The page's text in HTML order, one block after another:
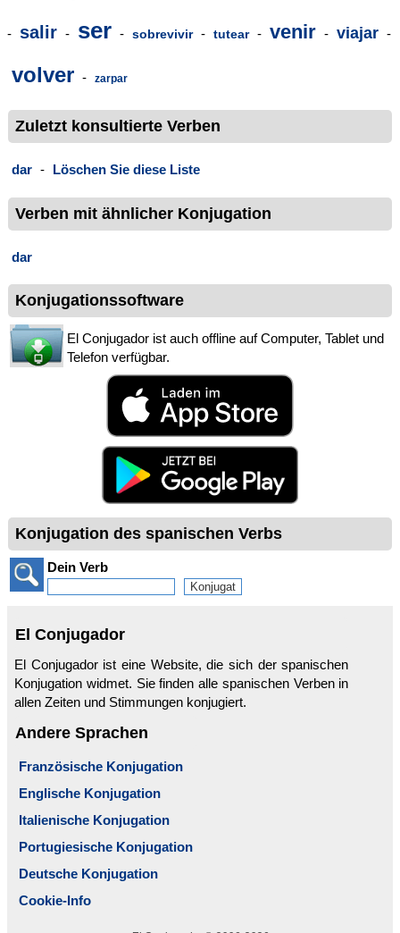
- salir - ser - sobrevivir - tutear - venir - viajar -
volver - zarpar
Zuletzt konsultierte Verben
dar - Löschen Sie diese Liste
Verben mit ähnlicher Konjugation
dar
Konjugationssoftware
El Conjugador ist auch offline auf Computer, Tablet und
Telefon verfügbar.
Konjugation des spanischen Verbs
Dein Verb
El Conjugador
El Conjugador ist eine Website, die sich der spanischen
Konjugation widmet. Sie finden alle spanischen Verben in
allen Zeiten und Stimmungen konjugiert.
Andere Sprachen
Französische Konjugation
Englische Konjugation
Italienische Konjugation
Portugiesische Konjugation
Deutsche Konjugation
Cookie-Info